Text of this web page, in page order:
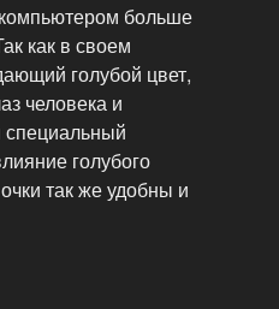
больше
как в своем
голубой цвет,
человека и
специальный
голубого
так же удобны и